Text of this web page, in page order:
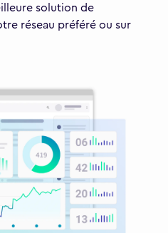
solution de
réseau préféré ou sur